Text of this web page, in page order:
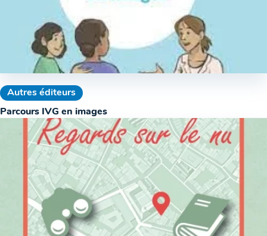
Autres éditeurs
Parcours IVG en images